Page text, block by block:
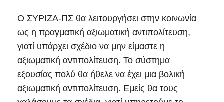
Ο ΣΥΡΙΖΑ-ΠΣ θα λειτουργήσει στην κοινωνία
ως η πραγματική αξιωματική αντιπολίτευση,
γιατί υπάρχει σχέδιο να μην είμαστε η
αξιωματική αντιπολίτευση. Το σύστημα
εξουσίας πολύ θα ήθελε να έχει μια βολική
αξιωματική αντιπολίτευση. Εμείς θα τους